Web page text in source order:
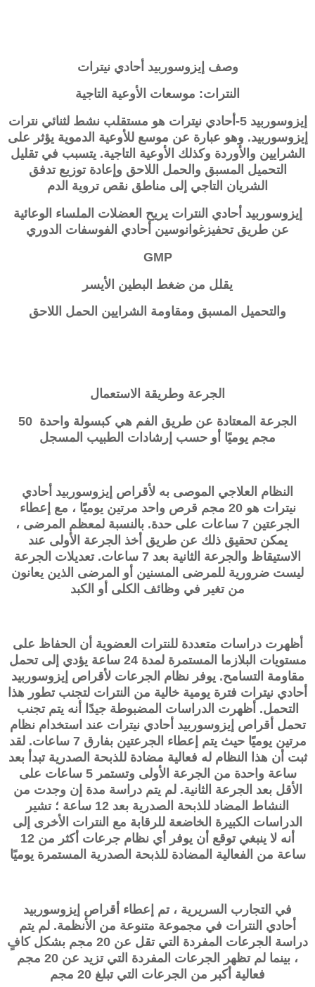
وصف إيزوسوربيد أحادي نيترات
النترات: موسعات الأوعية التاجية
إيزوسوربيد 5-أحادي نيترات
هو مستقلب نشط لثنائي نترات
إيزوسوربيد. وهو عبارة عن موسع للأوعية الدموية يؤثر على
الشرايين والأوردة وكذلك الأوعية التاجية. يتسبب في تقليل
التحميل المسبق والحمل اللاحق وإعادة توزيع تدفق
الشريان التاجي إلى مناطق نقص تروية الدم
إيزوسوربيد أحادي النترات يريح العضلات الملساء الوعائية
عن طريق تحفيزغوانوسين أحادي الفوسفات الدوري
GMP
يقلل من ضغط البطين الأيسر
والتحميل المسبق ومقاومة الشرايين الحمل اللاحق
الجرعة وطريقة الاستعمال
الجرعة المعتادة عن طريق الفم هي كبسولة واحدة 50
مجم يوميًا أو حسب إرشادات الطبيب المسجل
النظام العلاجي الموصى به لأقراص إيزوسوربيد أحادي
نيترات
هو 20 مجم قرص واحد مرتين يوميًا ، مع إعطاء
الجرعتين 7 ساعات على حدة. بالنسبة لمعظم المرضى ،
يمكن تحقيق ذلك عن طريق أخذ الجرعة الأولى عند
الاستيقاظ والجرعة الثانية بعد 7 ساعات. تعديلات الجرعة
ليست ضرورية للمرضى المسنين أو المرضى الذين يعانون
من تغير في وظائف الكلى أو الكبد
أظهرت دراسات متعددة للنترات العضوية أن الحفاظ على
مستويات البلازما المستمرة لمدة 24 ساعة يؤدي إلى تحمل
مقاومة التسامح. يوفر نظام الجرعات لأقراص إيزوسوربيد
أحادي نيترات فترة يومية خالية من النترات لتجنب تطور هذا
التحمل. أظهرت الدراسات المضبوطة جيدًا أنه يتم تجنب
تحمل أقراص إيزوسوربيد أحادي نيترات عند استخدام نظام
مرتين يوميًا حيث يتم إعطاء الجرعتين بفارق 7 ساعات. لقد
ثبت أن هذا النظام له فعالية مضادة للذبحة الصدرية تبدأ بعد
ساعة واحدة من الجرعة الأولى وتستمر 5 ساعات على
الأقل بعد الجرعة الثانية. لم يتم دراسة مدة إن وجدت من
النشاط المضاد للذبحة الصدرية بعد 12 ساعة ؛ تشير
الدراسات الكبيرة الخاضعة للرقابة مع النترات الأخرى إلى
أنه لا ينبغي توقع أن يوفر أي نظام جرعات أكثر من 12
ساعة من الفعالية المضادة للذبحة الصدرية المستمرة يوميًا
في التجارب السريرية ، تم إعطاء أقراص إيزوسوربيد
أحادي النترات في مجموعة متنوعة من الأنظمة. لم يتم
دراسة الجرعات المفردة التي تقل عن 20 مجم بشكل كافٍ
، بينما لم تظهر الجرعات المفردة التي تزيد عن 20 مجم
فعالية أكبر من الجرعات التي تبلغ 20 مجم